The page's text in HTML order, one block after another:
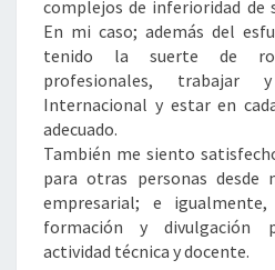
complejos de inferioridad de
En mi caso; además del
tenido la suerte de
profesionales,
Internacional y estar en
adecuado.
También me siento
para otras personas desde
empresarial; e
formación y divulgación
actividad técnica y docente.